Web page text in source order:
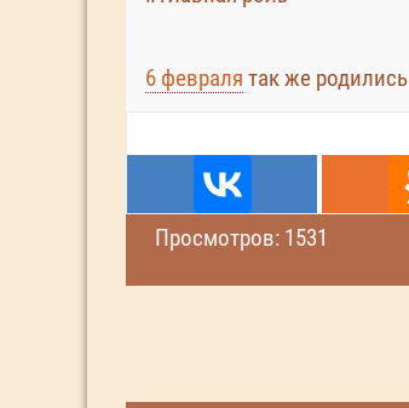
6 февраля так же родились
Просмотров: 1531